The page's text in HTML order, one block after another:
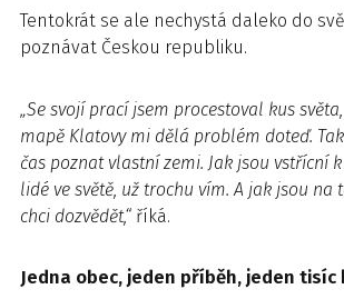
Tentokrát se ale nechystá daleko do
poznávat Českou republiku.
„Se svojí prací jsem procestoval kus
mapě Klatovy mi dělá problém doteď.
čas poznat vlastní zemi. Jak jsou vstřícní
lidé ve světě, už trochu vím. A jak jsou na
chci dozvědět,“ říká.
Jedna obec, jeden příběh, jeden tisíc